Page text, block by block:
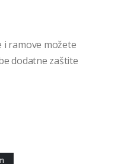
i ramove možete
dodatne zaštite